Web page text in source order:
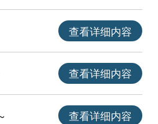
查看详细内容
查看详细内容
查看详细内容